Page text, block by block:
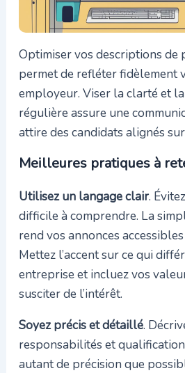
Optimiser vos descriptions de
permet de refléter fidèlement
employeur. Viser la clarté et
régulière assure une
attire des candidats alignés
Meilleures pratiques à
Utilisez un langage clair.
difficile à comprendre. La
rend vos annonces
Mettez l’accent sur ce qui
entreprise et incluez vos
susciter de l’intérêt.
Soyez précis et détaillé.
responsabilités et
autant de précision que